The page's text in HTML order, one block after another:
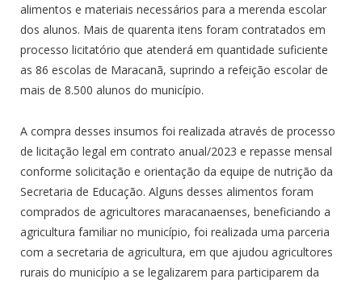
alimentos e materiais necessários para a merenda escolar
dos alunos. Mais de quarenta itens foram contratados em
processo licitatório que atenderá em quantidade suficiente
as 86 escolas de Maracanã, suprindo a refeição escolar de
mais de 8.500 alunos do município.
A compra desses insumos foi realizada através de processo
de licitação legal em contrato anual/2023 e repasse mensal
conforme solicitação e orientação da equipe de nutrição da
Secretaria de Educação. Alguns desses alimentos foram
comprados de agricultores maracanaenses, beneficiando a
agricultura familiar no município, foi realizada uma parceria
com a secretaria de agricultura, em que ajudou agricultores
rurais do município a se legalizarem para participarem da